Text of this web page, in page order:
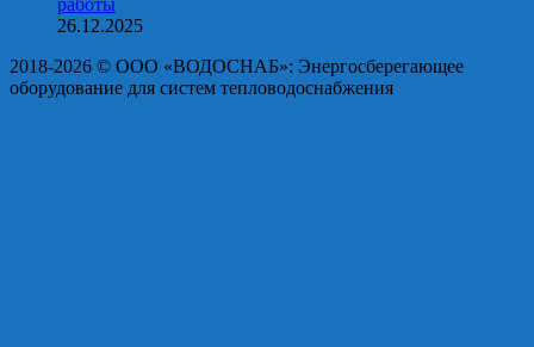
работы
26.12.2025
2018-2026 © OOO «ВОДОСНАБ»: Энергосберегающее
оборудование для систем тепловодоснабжения